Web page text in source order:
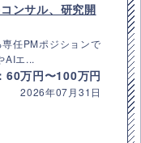
ンサル、研究開
任PMポジションで
AIエ...
60万円〜100万円
2026年07月31日